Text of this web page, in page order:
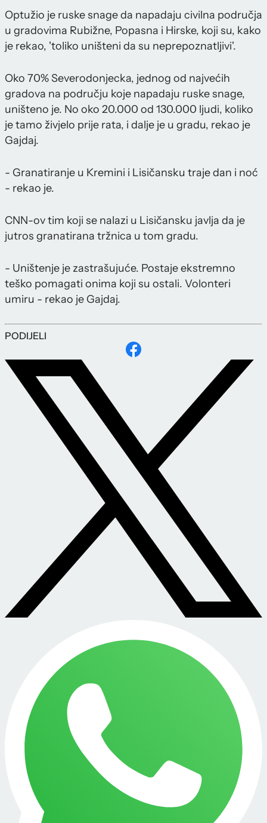
Optužio je ruske snage da napadaju civilna područja
u gradovima Rubižne, Popasna i Hirske, koji su, kako
je rekao, 'toliko uništeni da su neprepoznatljivi'.
Oko 70% Severodonjecka, jednog od najvećih
gradova na području koje napadaju ruske snage,
uništeno je. No oko 20.000 od 130.000 ljudi, koliko
je tamo živjelo prije rata, i dalje je u gradu, rekao je
Gajdaj.
- Granatiranje u Kremini i Lisičansku traje dan i noć
- rekao je.
CNN-ov tim koji se nalazi u Lisičansku javlja da je
jutros granatirana tržnica u tom gradu.
- Uništenje je zastrašujuće. Postaje ekstremno
teško pomagati onima koji su ostali. Volonteri
umiru - rekao je Gajdaj.
PODIJELI